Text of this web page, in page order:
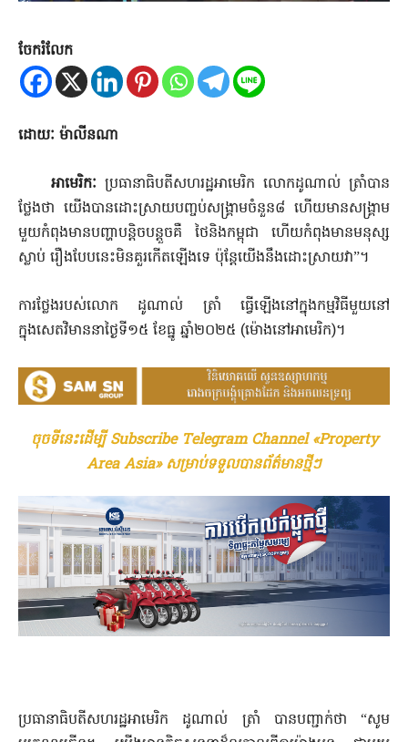
ចែករំលែក
ដោយៈ ម៉ាលីនណា
អាមេរិកៈ ប្រធានាធិបតីសហរដ្ឋអាមេរិក លោកដូណាល់ ត្រាំបាន
ថ្លែងថា យើងបានដោះស្រាយបញ្ចប់សង្រ្គាមចំនួន៨ ហើយមានសង្រ្គាម
មួយកំពុងមានបញ្ហាបន្តិចបន្តួចគឺ ថៃនិងកម្ពុជា ហើយកំពុងមានមនុស្ស
ស្លាប់ រឿងបែបនេះមិនគួរកើតឡើងទេ ប៉ុន្តែយើងនឹងដោះស្រាយវា”។
ការថ្លែងរបស់លោក ដូណាល់ ត្រាំ ធ្វើឡើងនៅក្នុងកម្មវិធីមួយនៅ
ក្នុងសេតវិមាននាថ្ងៃទី១៥ ខែធ្នូ ឆ្នាំ២០២៥ (ម៉ោងនៅអាមេរិក)។
ចុចទីនេះដើម្បី Subscribe Telegram Channel «Property
Area Asia» សម្រាប់ទទួលបានព័ត៌មានថ្មីៗ
ប្រធានាធិបតីសហរដ្ឋអាមេរិក ដូណាល់ ត្រាំ បានបញ្ជាក់ថា “សូម